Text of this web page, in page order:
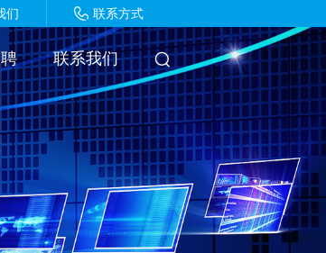
们 联系方式
联系我们